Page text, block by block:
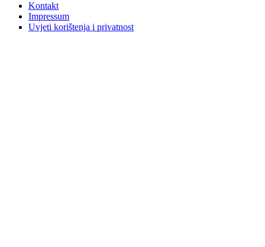
Kontakt
Impressum
Uvjeti korištenja i privatnost